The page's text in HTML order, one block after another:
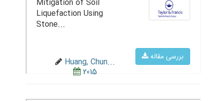
بررسی مقاله
Mitigation of Soil
Liquefaction Using
Stone...
Huang, Chun...
2015